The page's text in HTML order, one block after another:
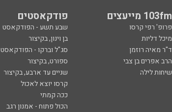
103fm מייעצים פודקאסטים
פרופ' רפי קרסו שבע תשע - הפודקאסט
מיכל דליות בן וינון, בקיצור
ד"ר מאיה רוזמן סג"ל וברקו - הפודקאסט
הרב אפרים בן צבי ספורט, בקיצור
שיחות לילה שניים עד ארבע, בקיצור
קרסו יוצא לאכול
ככה קמתי
הכול פתוח - אמנון רגב